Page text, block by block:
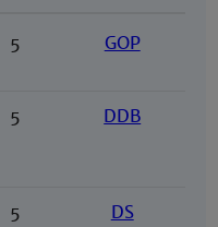
5 GOP
5 DDB
5 DS